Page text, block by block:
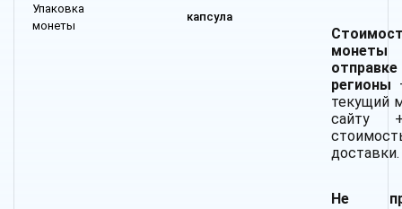
Упаковка
монеты
капсула
регионы
текущий
сайту
доставки.
Не